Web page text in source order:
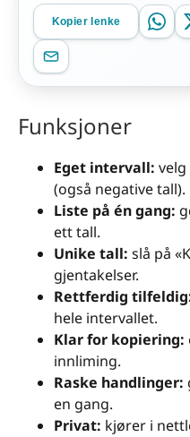
Kopier lenke
Funksjoner
Eget intervall:
(også negative tall).
Liste på én gang:
ett tall.
Unike tall: slå på
gjentakelser.
Rettferdig
hele intervallet.
Klar for kopiering:
innliming.
Raske handlinger:
en gang.
Privat: kjører i